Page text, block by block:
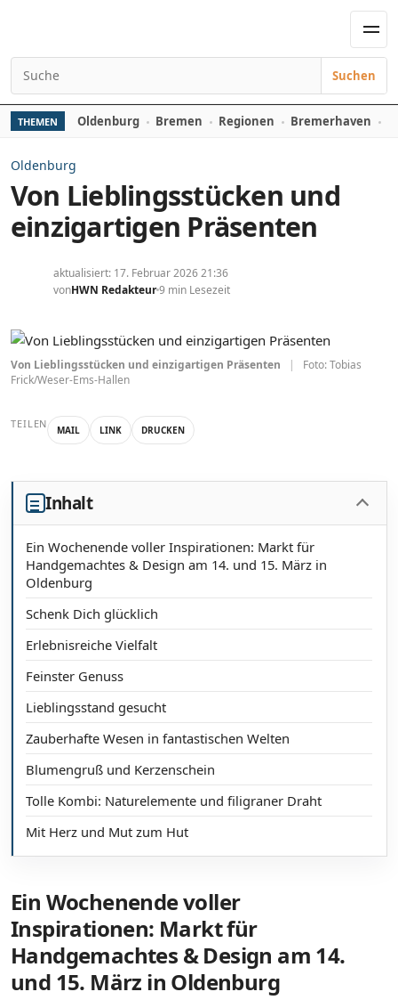
Suchen nach:
Suchen
THEMEN Oldenburg Bremen Regionen Bremerhaven
Oldenburg
Von Lieblingsstücken und
einzigartigen Präsenten
aktualisiert: 17. Februar 2026 21:36
vonHWN Redakteur9 min Lesezeit
Von Lieblingsstücken und einzigartigen Präsenten |
Foto: Tobias
Frick/Weser-Ems-Hallen
TEILEN MAIL LINK DRUCKEN
Inhalt
Ein Wochenende voller Inspirationen: Markt für
Handgemachtes & Design am 14. und 15. März in
Oldenburg
Schenk Dich glücklich
Erlebnisreiche Vielfalt
Feinster Genuss
Lieblingsstand gesucht
Zauberhafte Wesen in fantastischen Welten
Blumengruß und Kerzenschein
Tolle Kombi: Naturelemente und filigraner Draht
Mit Herz und Mut zum Hut
Ein Wochenende voller
Inspirationen: Markt für
Handgemachtes & Design am 14.
und 15. März in Oldenburg